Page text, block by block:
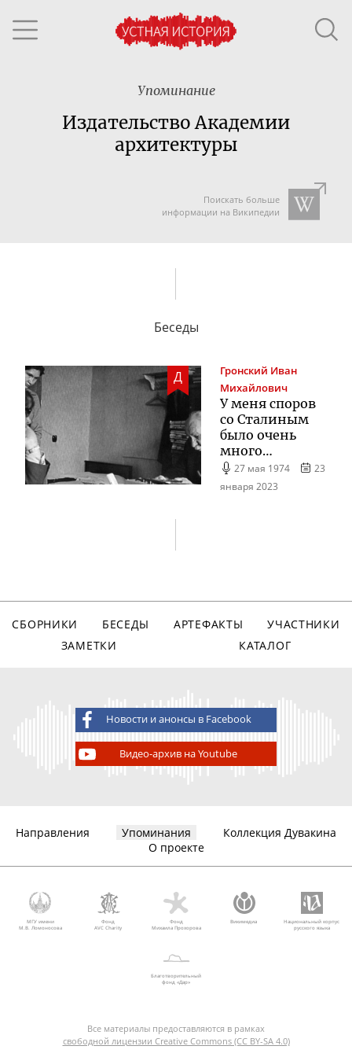
Упоминание
Издательство Академии
архитектуры
Поискать больше
информации на Википедии
Беседы
Д Гронский Иван
Михайлович
У меня споров
со Сталиным
было очень
много…
27 мая 1974
23
января 2023
СБОРНИКИ БЕСЕДЫ АРТЕФАКТЫ
УЧАСТНИКИ
ЗАМЕТКИ
КАТАЛОГ
Новости и анонсы в Facebook
Видео-архив на Youtube
Направления Упоминания
Коллекция Дувакина
О проекте
МГУ имени
М.В. Ломоносова
Фонд
AVC Charity
Фонд
Михаила Прохорова
Викимедиа
Национальный корпус
русского языка
Благотворительный
фонд «Дар»
Все материалы предоставляются в рамках
свободной лицензии Creative Commons (CC BY-SA 4.0)